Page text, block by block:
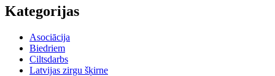
Kategorijas
Asociācija
Biedriem
Ciltsdarbs
Latvijas zirgu šķirne